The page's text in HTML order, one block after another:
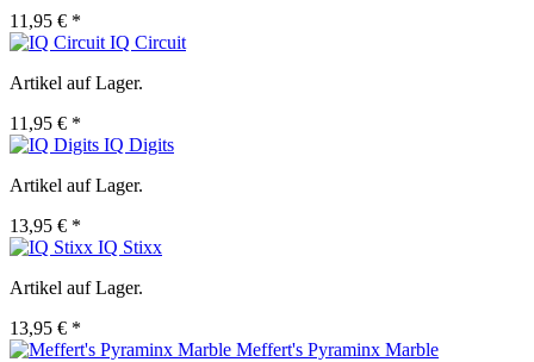
11,95 € *
IQ Circuit
Artikel auf Lager.
11,95 € *
IQ Digits
Artikel auf Lager.
13,95 € *
IQ Stixx
Artikel auf Lager.
13,95 € *
Meffert's Pyraminx Marble